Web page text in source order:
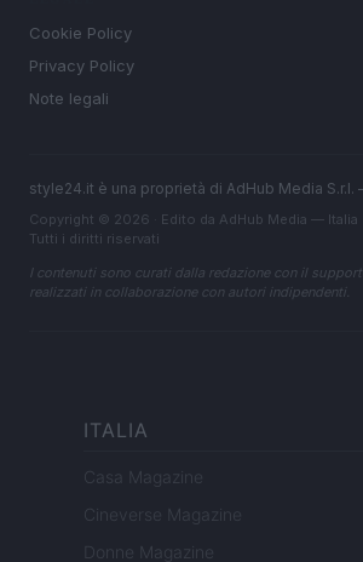
Cookie Policy
Privacy Policy
Note legali
style24.it è una proprietà di AdHub Media S.r.l.
Copyright © 2026 · Edito da AdHub Media — Italia
Tutti i diritti riservati
I contenuti sono curati dalla redazione con il
realizzati in collaborazione con autori indipendenti.
ITALIA
Casa Magazine
Cineverse Magazine
Donne Magazine